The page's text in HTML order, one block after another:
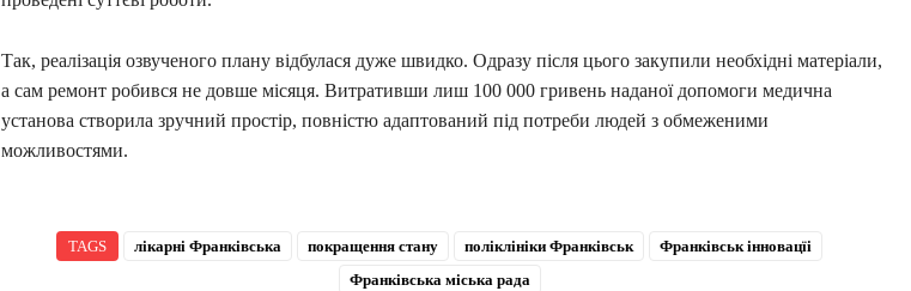
Так, реалізація озвученого плану відбулася дуже швидко. Одразу після цього закупили необхідні матеріали,
а сам ремонт робився не довше місяця. Витративши лиш 100 000 гривень наданої допомоги медична
установа створила зручний простір, повністю адаптований під потреби людей з обмеженими
можливостями.
TAGS лікарні Франківська покращення стану поліклініки Франківськ
Франківськ інновацїі
Франківська міська рада